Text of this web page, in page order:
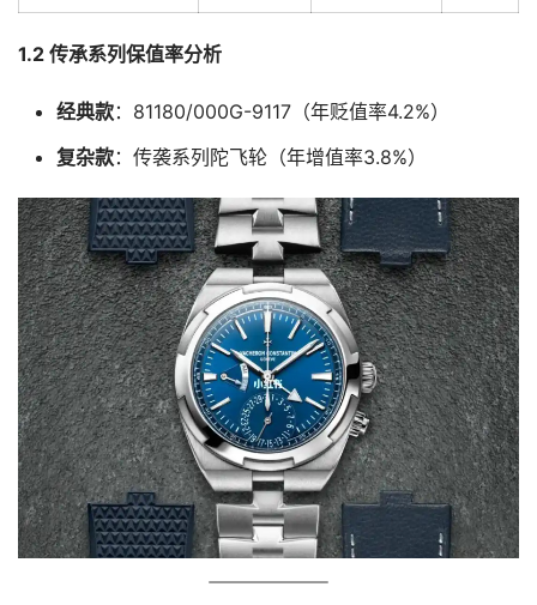
1.2 传承系列保值率分析
经典款：81180/000G-9117（年贬值率4.2%）
复杂款：传袭系列陀飞轮（年增值率3.8%）